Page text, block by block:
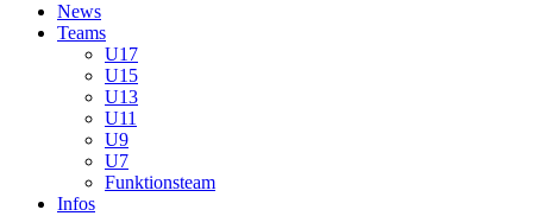
News
Teams
U17
U15
U13
U11
U9
U7
Funktionsteam
Infos